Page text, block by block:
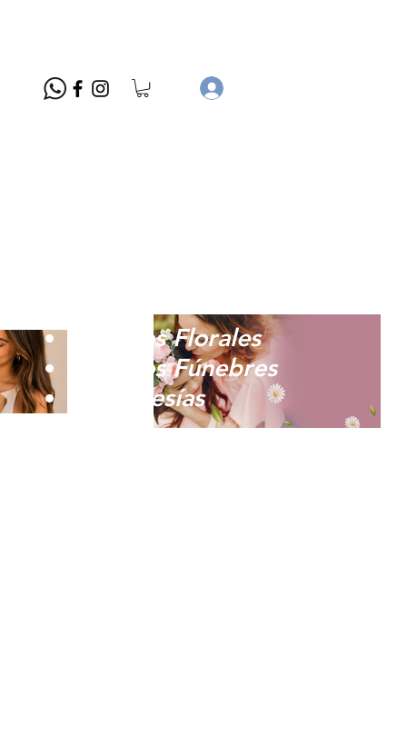
Arreglos Florales
Arreglos Fúnebres
Membresías